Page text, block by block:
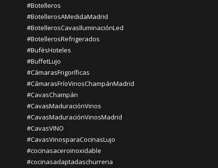
#Botelleros
#BotellerosAMedidaMadrid
#BotellerosCavasIluminaciónLed
#BotellerosRefrigerados
#BufésHoteles
#BuffetLujo
#CámarasFrigoríficas
#CámarasFríoVinosChampánMadrid
#CavasChampán
#CavasMaduraciónVinos
#CavasMaduraciónVinosMadrid
#CavasVINO
#CavasVinosparaCocinasLujo
#cocinasaceroinoxidable
#cocinasadaptadaschurreria